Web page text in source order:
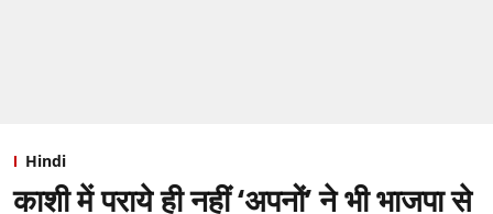
Hindi
काशी में पराये ही नहीं ‘अपनों’ ने भी भाजपा से